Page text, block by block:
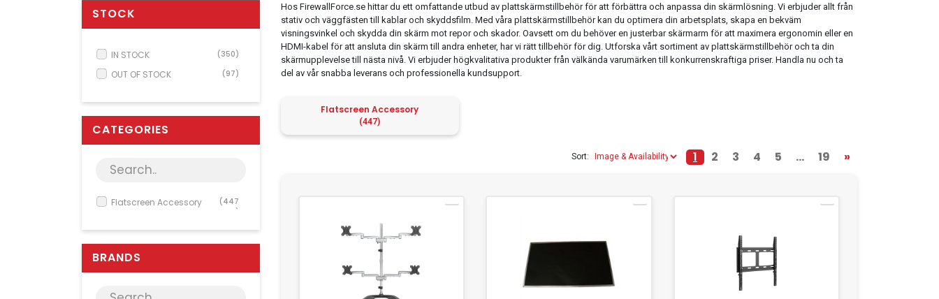
STOCK
IN STOCK (350)
OUT OF STOCK (97)
CATEGORIES
Flatscreen Accessory
(447
)
BRANDS
Hos FirewallForce.se hittar du ett omfattande utbud av plattskärmstillbehör för att förbättra och anpassa din skärmlösning. Vi erbjuder allt från
stativ och väggfästen till kablar och skyddsfilm. Med våra plattskärmstillbehör kan du optimera din arbetsplats, skapa en bekväm
visningsvinkel och skydda din skärm mot repor och skador. Oavsett om du behöver en justerbar skärmarm för att maximera ergonomin eller en
HDMI-kabel för att ansluta din skärm till andra enheter, har vi rätt tillbehör för dig. Utforska vårt sortiment av plattskärmstillbehör och ta din
skärmupplevelse till nästa nivå. Vi erbjuder högkvalitativa produkter från välkända varumärken till konkurrenskraftiga priser. Handla nu och ta
del av vår snabba leverans och professionella kundsupport.
Flatscreen Accessory
(447)
Sort: 1 2 3 4 5 ... 19 »